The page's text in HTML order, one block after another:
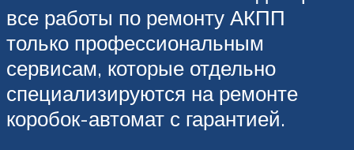
все работы по ремонту АКПП
только профессиональным
сервисам, которые отдельно
специализируются на ремонте
коробок-автомат с гарантией.